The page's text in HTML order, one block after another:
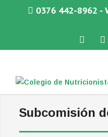
0376 442-8962 -
COLEGIO DE
Subcomisión